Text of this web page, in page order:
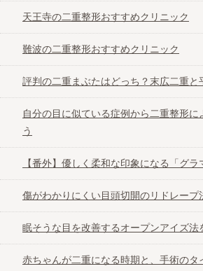
天王寺のおすすめヒアルロン
大阪でヒアルロン酸とボトッ
天王寺の二重整形おすすめクリニック
難波の二重整形おすすめクリニック
評判の二重まぶたはどっち？末広二重と
自分の目に似ている症例から二重整形に
う
【番外】優しく柔和な印象になる「グ
傷がわかりにくい目頭切開のリドレープ
眠そうな目を改善するオープンアイズ法
赤ちゃんが二重になる時期と、手術のタ